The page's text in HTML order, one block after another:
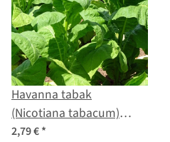
Havanna tabak
(Nicotiana tabacum)
zaden
2,79 €*